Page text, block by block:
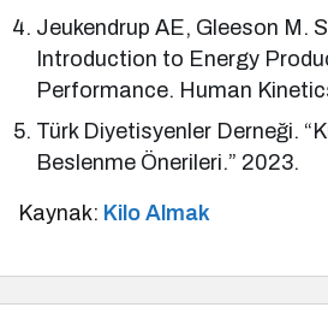
Jeukendrup AE, Gleeson M.
Introduction to Energy
Performance. Human
Türk Diyetisyenler Derneği.
Beslenme Önerileri.” 2023.
Kaynak: Kilo Almak